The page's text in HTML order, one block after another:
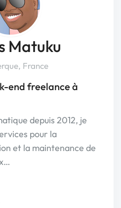
Matuku
France
end freelance à
depuis 2012, je
pour la
et la maintenance de